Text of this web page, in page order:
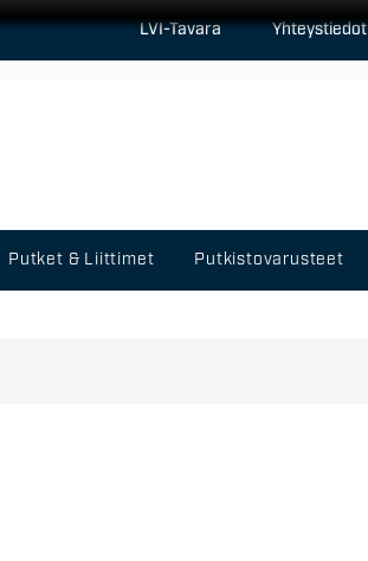
LVI-Tavara Yhteystiedot
Putket & Liittimet Putkistovarusteet